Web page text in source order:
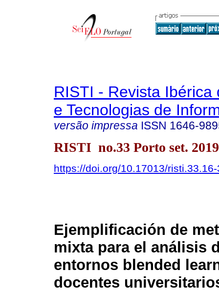
RISTI - Revista Ibérica
e Tecnologias de
versão impressa ISSN 1646-
RISTI no.33 Porto set. 2019
https://doi.org/10.17013/
Ejemplificación de
mixta para el análisis
entornos blended
docentes